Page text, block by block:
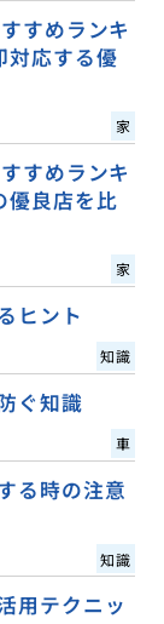
すめランキ
対応する優
家
すめランキ
優良店を比
家
ヒント
知識
ぐ知識
車
る時の注意
知識
用テクニッ